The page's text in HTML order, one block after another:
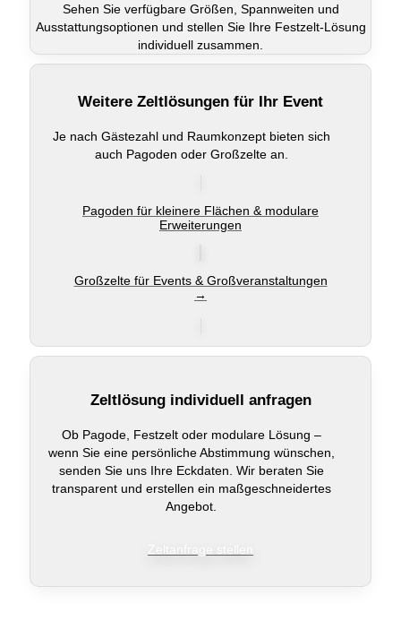
Sehen Sie verfügbare Größen, Spannweiten und
Ausstattungsoptionen und stellen Sie Ihre Festzelt-Lösung
individuell zusammen.
Weitere Zeltlösungen für Ihr Event
Je nach Gästezahl und Raumkonzept bieten sich
auch Pagoden oder Großzelte an.
Pagoden für kleinere Flächen & modulare
Erweiterungen
Großzelte für Events & Großveranstaltungen
→
Zeltlösung individuell anfragen
Ob Pagode, Festzelt oder modulare Lösung –
wenn Sie eine persönliche Abstimmung wünschen,
senden Sie uns Ihre Eckdaten. Wir beraten Sie
transparent und erstellen ein maßgeschneidertes
Angebot.
Zeltanfrage stellen